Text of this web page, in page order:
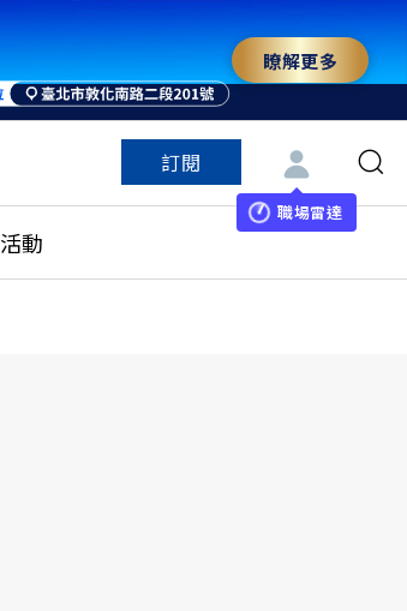
瞭解更多
訂閱
職場雷達
活動
特色頻道